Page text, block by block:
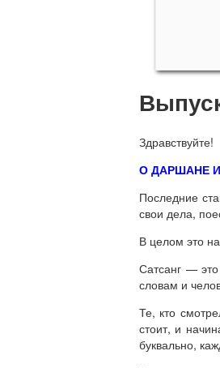
Здравствуйте!
О ДАРШАНЕ
Последние
свои дела,
В целом это
Сатсанг —
словам и
Те, кто
стоит, и
буквально,